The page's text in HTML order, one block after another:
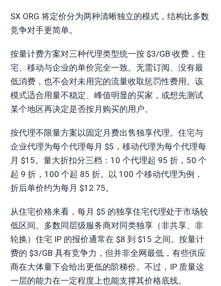
SX.ORG 将定价分为两种清晰独立的模式，结构比多数
竞争对手更简单。
按量计费方案对三种代理类型统一按 $3/GB 收费，住
宅、移动与企业的单价完全一致。无需订阅、没有最
低消费，也不会对未用完的流量收取惩罚性费用。该
模式适合用量不稳定、峰值明显的买家，或想先测试
某个地区再决定是否按月购买的用户。
按代理不限量方案以固定月费出售独享代理。住宅与
企业代理为每个代理每月 $5，移动代理为每个代理每
月 $15。量大折扣分三档：10 个代理起 95 折，50 个
起 9 折，100 个起 85 折。以 100 个移动代理为例，
折后单价约为每月 $12.75。
从住宅价格来看，每月 $5 的独享住宅代理处于市场较
低区间。多数同层级服务商对同类独享（非共享、非
轮换）住宅 IP 的报价通常在 $8 到 $15 之间。按量计
费的 $3/GB 具有竞争力，但并非全网最低，有些供应
商在大体量下会给出更低的阶梯价。不过，IP 质量这
一层的能力在一定程度上也能支撑其价格底线。